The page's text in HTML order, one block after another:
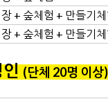
+ 숲체험 + 만들기
장 + 숲체험 + 만들기
인(단체 20명 이상)